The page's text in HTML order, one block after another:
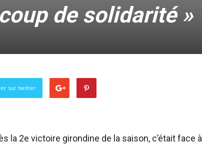
de solidarité »
sur twitter
la 2e victoire girondine de la saison, c’était face à